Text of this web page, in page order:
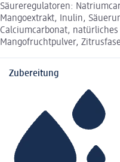
Säureregulatoren:
Mangoextrakt, Inulin,
Calciumcarbonat,
Mangofruchtpulver,
Zubereitung